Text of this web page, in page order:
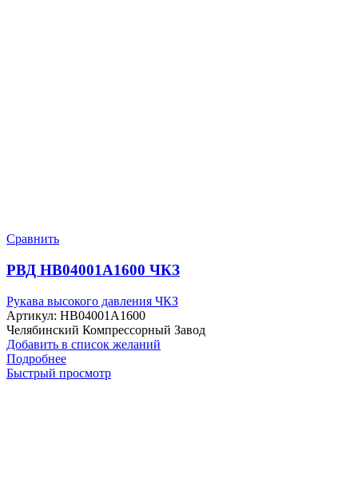
Сравнить
РВД HB04001A1600 ЧКЗ
Рукава высокого давления ЧКЗ
Артикул: HB04001A1600
Челябинский Компрессорный Завод
Добавить в список желаний
Подробнее
Быстрый просмотр